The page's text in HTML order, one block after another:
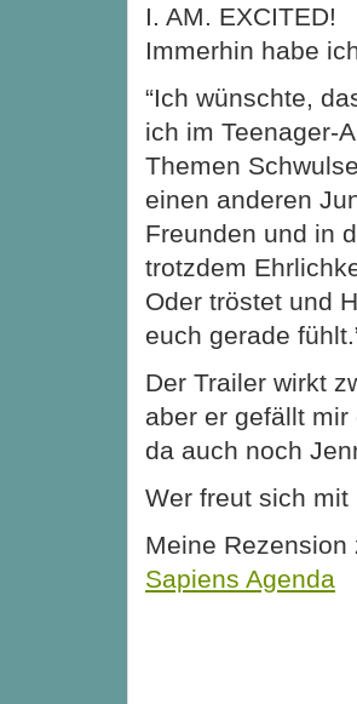
I. AM. EXCITED!
Immerhin habe
“Ich wünschte,
ich im Teenager-
Themen
einen anderen
Freunden und in
trotzdem
Oder tröstet und
euch gerade
Der Trailer wirkt
aber er gefällt
da auch noch
Wer freut sich mit
Meine Rezension
Sapiens Agenda